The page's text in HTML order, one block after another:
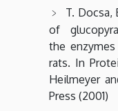
T. Docsa,
of
the
rats. In
Heilmeyer
Press (2001)